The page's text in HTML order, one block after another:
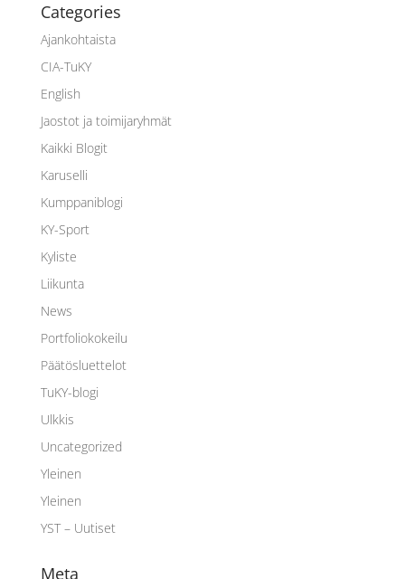
Categories
Ajankohtaista
CIA-TuKY
English
Jaostot ja toimijaryhmät
Kaikki Blogit
Karuselli
Kumppaniblogi
KY-Sport
Kyliste
Liikunta
News
Portfoliokokeilu
Päätösluettelot
TuKY-blogi
Ulkkis
Uncategorized
Yleinen
Yleinen
YST – Uutiset
Meta